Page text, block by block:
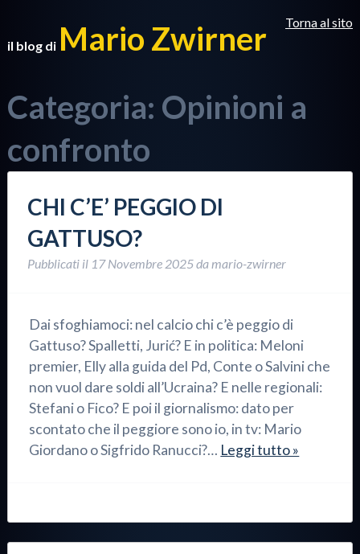
il blog di Mario Zwirner Torna al sito
Categoria: Opinioni a
confronto
CHI C’E’ PEGGIO DI
GATTUSO?
Pubblicati il 17 Novembre 2025damario-zwirner
Dai sfoghiamoci: nel calcio chi c’è peggio di
Gattuso? Spalletti, Jurić? E in politica: Meloni
premier, Elly alla guida del Pd, Conte o Salvini che
non vuol dare soldi all’Ucraina? E nelle regionali:
Stefani o Fico? E poi il giornalismo: dato per
scontato che il peggiore sono io, in tv: Mario
Giordano o Sigfrido Ranucci?… Leggi tutto »